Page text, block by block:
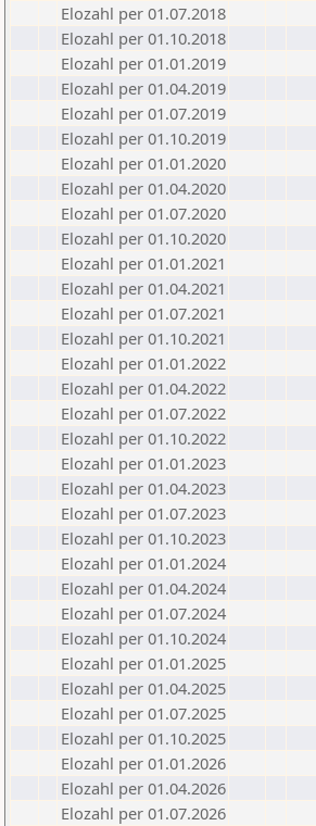
Elozahl per 01.07.2018
Elozahl per 01.10.2018
Elozahl per 01.01.2019
Elozahl per 01.04.2019
Elozahl per 01.07.2019
Elozahl per 01.10.2019
Elozahl per 01.01.2020
Elozahl per 01.04.2020
Elozahl per 01.07.2020
Elozahl per 01.10.2020
Elozahl per 01.01.2021
Elozahl per 01.04.2021
Elozahl per 01.07.2021
Elozahl per 01.10.2021
Elozahl per 01.01.2022
Elozahl per 01.04.2022
Elozahl per 01.07.2022
Elozahl per 01.10.2022
Elozahl per 01.01.2023
Elozahl per 01.04.2023
Elozahl per 01.07.2023
Elozahl per 01.10.2023
Elozahl per 01.01.2024
Elozahl per 01.04.2024
Elozahl per 01.07.2024
Elozahl per 01.10.2024
Elozahl per 01.01.2025
Elozahl per 01.04.2025
Elozahl per 01.07.2025
Elozahl per 01.10.2025
Elozahl per 01.01.2026
Elozahl per 01.04.2026
Elozahl per 01.07.2026